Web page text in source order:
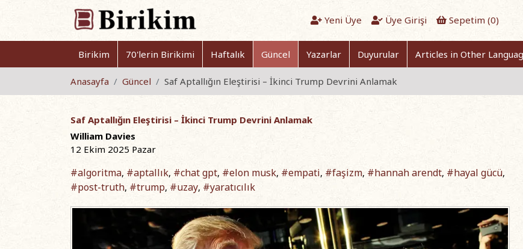
Yeni Üye Üye Girişi Sepetim (0)
Birikim 70'lerin Birikimi Haftalık Güncel Yazarlar Duyurular Articles in Other
Anasayfa Güncel Saf Aptallığın Eleştirisi – İkinci Trump Devrini Anlamak
Saf Aptallığın Eleştirisi – İkinci Trump Devrini Anlamak
William Davies
12 Ekim 2025 Pazar
#algoritma, #aptallık, #chat gpt, #elon musk, #empati, #faşizm, #hannah arendt, #hayal gücü,
#post-truth, #trump, #uzay, #yaratıcılık